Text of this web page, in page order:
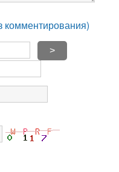
комментирования)
>